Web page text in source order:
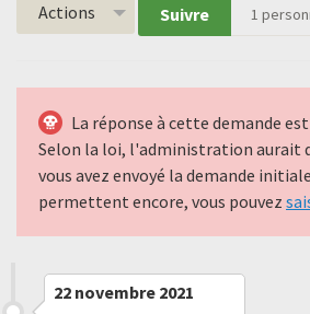
Actions Suivre 1
La réponse à cette demande est
Selon la loi, l'administration aurait
vous avez envoyé la demande
permettent encore, vous pouvez
22 novembre 2021